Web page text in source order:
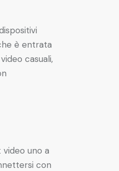
è entrata
casuali,
uno a
con